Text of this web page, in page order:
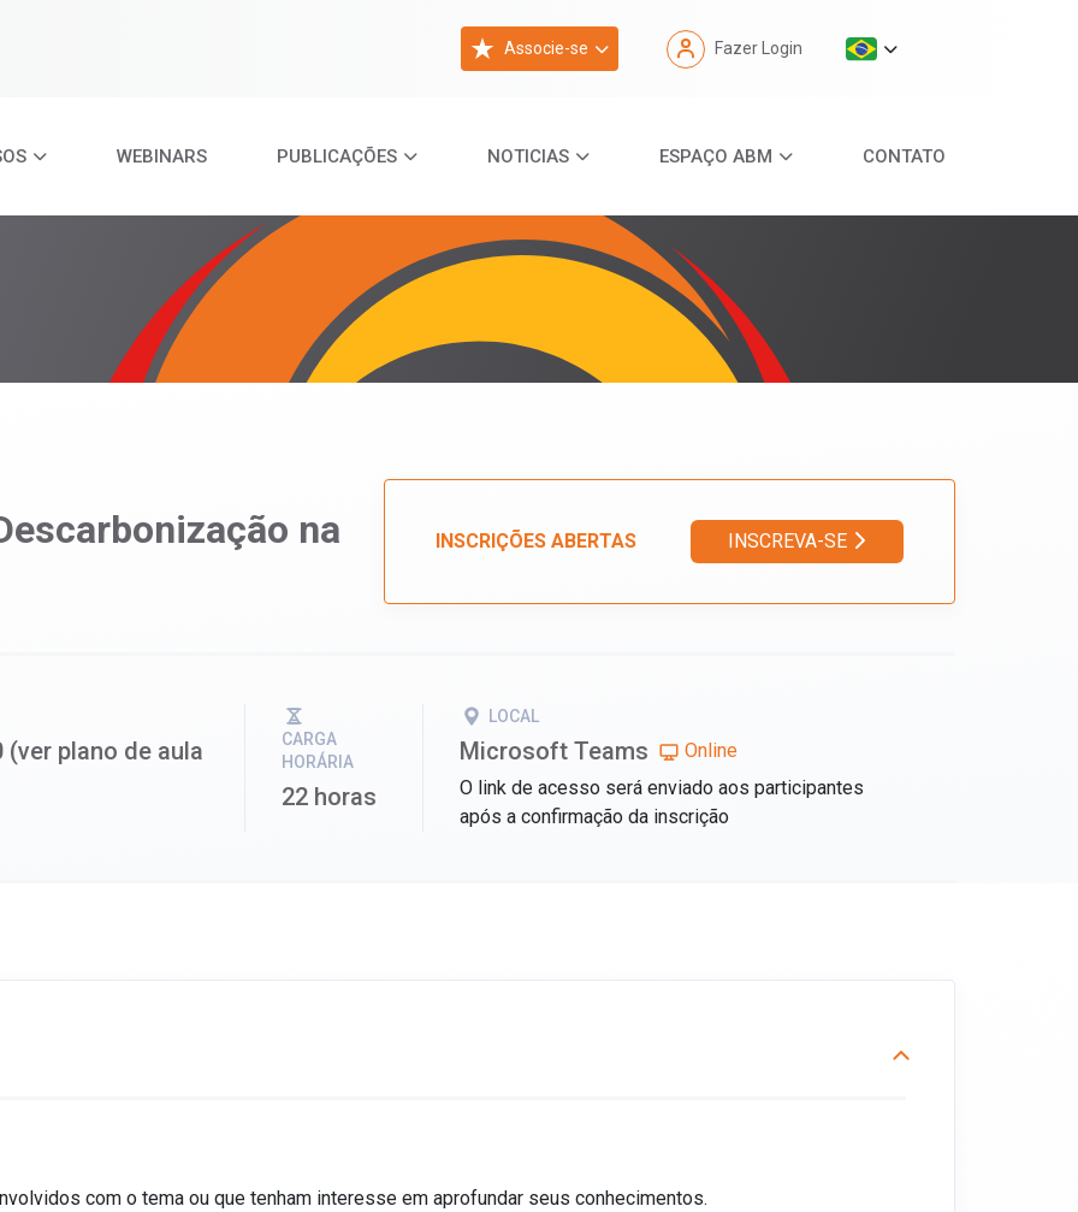
Associe-se Fazer Login
WEBINARS PUBLICAÇÕES NOTICIAS ESPAÇO ABM CONTATO
na
INSCRIÇÕES ABERTAS INSCREVA-SE
(ver plano de aula
CARGA
HORÁRIA
22 horas
LOCAL
Microsoft Teams
Online
O link de acesso será enviado aos participantes
após a confirmação da inscrição
com o tema ou que tenham interesse em aprofundar seus conhecimentos.